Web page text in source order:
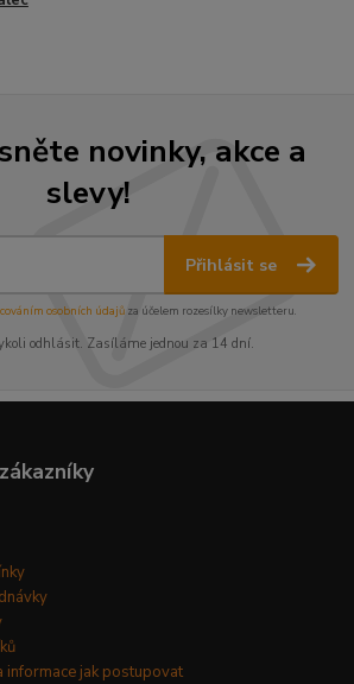
novinky, akce a
slevy!
Přihlásit se
osobních údajůza účelem rozesílky newsletteru.
odhlásit. Zasíláme jednou za 14 dní.
informace jak postupovat